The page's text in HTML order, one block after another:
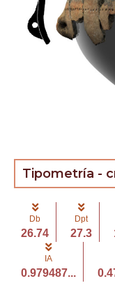
Tipometría -
Db
26.74
Dpt
27.3
IA
0.979487...